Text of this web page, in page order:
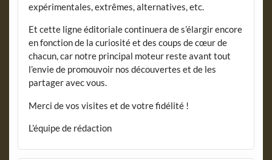
expérimentales, extrêmes, alternatives, etc.
Et cette ligne éditoriale continuera de s’élargir encore
en fonction de la curiosité et des coups de cœur de
chacun, car notre principal moteur reste avant tout
l’envie de promouvoir nos découvertes et de les
partager avec vous.
Merci de vos visites et de votre fidélité !
L’équipe de rédaction